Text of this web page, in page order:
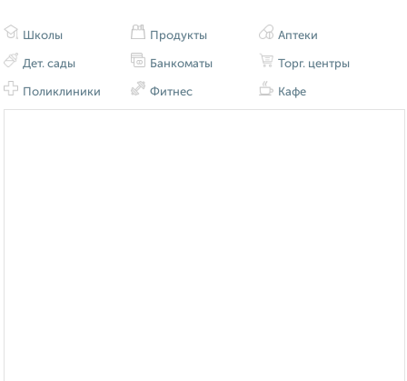
Школы
Дет. сады
Поликлиники
Продукты
Банкоматы
Фитнес
Аптеки
Торг. центры
Кафе